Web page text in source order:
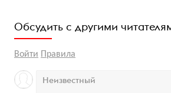
Обсудить с другими
Войти Правила
Неизвестный